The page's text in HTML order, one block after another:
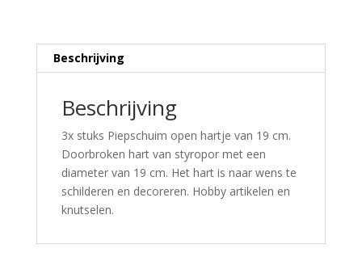
Beschrijving
Beschrijving
3x stuks Piepschuim open hartje van 19 cm.
Doorbroken hart van styropor met een
diameter van 19 cm. Het hart is naar wens te
schilderen en decoreren. Hobby artikelen en
knutselen.